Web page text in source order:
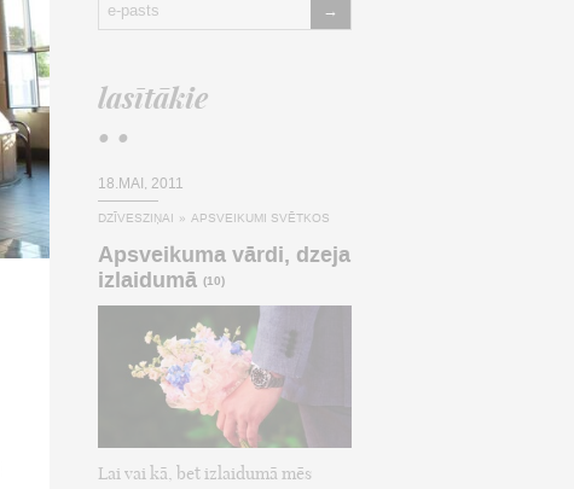
→
lasītākie
• •
18.MAI, 2011
DZĪVESZIŅAI » APSVEIKUMI SVĒTKOS
Apsveikuma vārdi, dzeja
izlaidumā (10)
Lai vai kā, bet izlaidumā mēs